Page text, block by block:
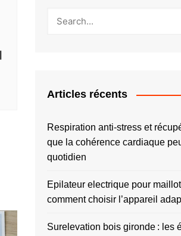
Articles récents
Respiration anti-stress et
que la cohérence cardiaque
quotidien
Epilateur electrique pour
comment choisir l’appareil
Surelevation bois gironde : les